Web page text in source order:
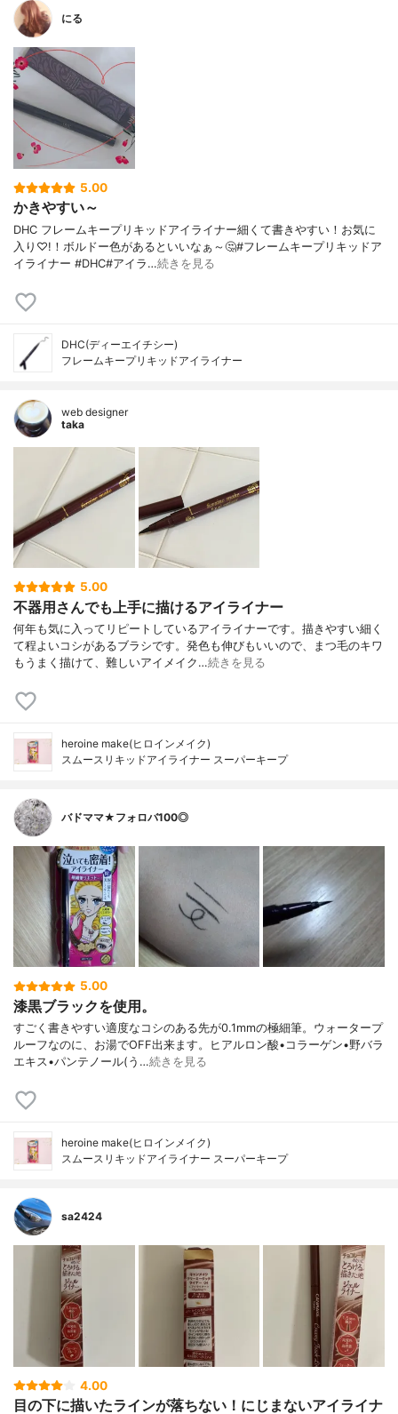
にる
5.00
かきやすい～
DHC フレームキープリキッドアイライナー細くて書きやすい！お気に
入り♡!！ボルドー色があるといいなぁ～🤔#フレームキープリキッドア
イライナー #DHC#アイラ…続きを見る
DHC(ディーエイチシー)
フレームキープリキッドアイライナー
web designer
taka
5.00
不器用さんでも上手に描けるアイライナー
何年も気に入ってリピートしているアイライナーです。描きやすい細く
て程よいコシがあるブラシです。発色も伸びもいいので、まつ毛のキワ
もうまく描けて、難しいアイメイク…続きを見る
heroine make(ヒロインメイク)
スムースリキッドアイライナー スーパーキープ
バドママ★フォロバ100◎
5.00
漆黒ブラックを使用。
すごく書きやすい適度なコシのある先が0.1mmの極細筆。ウォータープ
ルーフなのに、お湯でOFF出来ます。ヒアルロン酸•コラーゲン•野バラ
エキス•パンテノール(う…続きを見る
heroine make(ヒロインメイク)
スムースリキッドアイライナー スーパーキープ
sa2424
4.00
目の下に描いたラインが落ちない！にじまないアイライナ